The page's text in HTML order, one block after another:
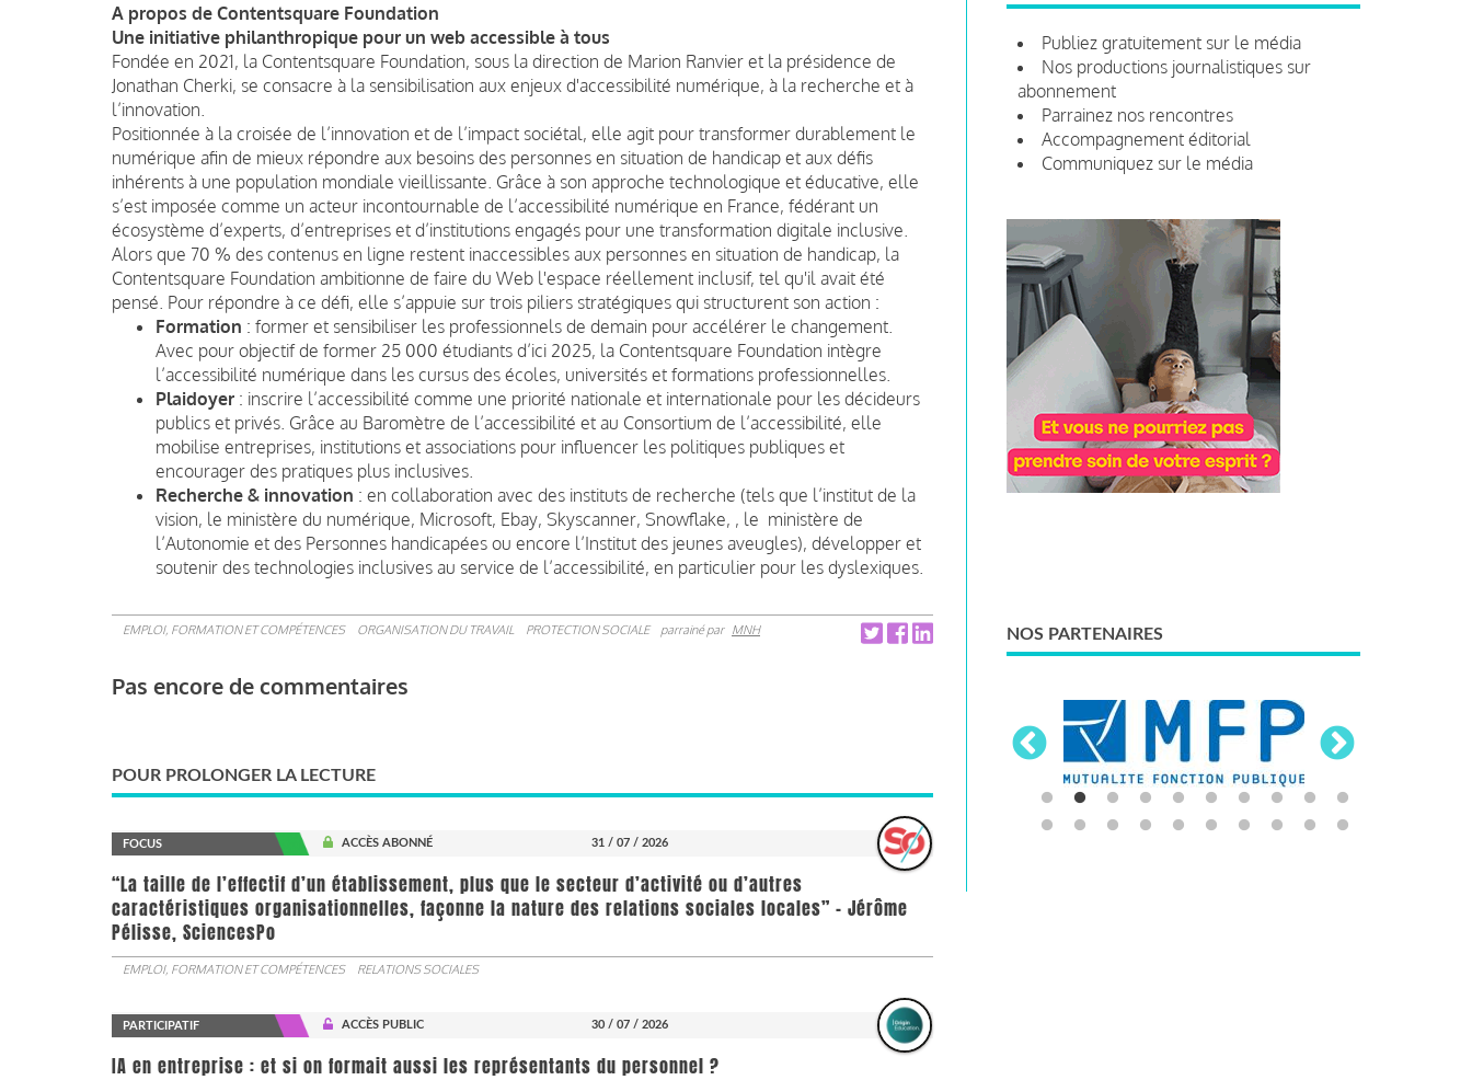
A propos de Contentsquare Foundation
Une initiative philanthropique pour un web accessible à tous
Fondée en 2021, la Contentsquare Foundation, sous la direction de Marion Ranvier et la présidence de
Jonathan Cherki, se consacre à la sensibilisation aux enjeux d'accessibilité numérique, à la recherche et à
l’innovation.
Positionnée à la croisée de l’innovation et de l’impact sociétal, elle agit pour transformer durablement le
numérique afin de mieux répondre aux besoins des personnes en situation de handicap et aux défis
inhérents à une population mondiale vieillissante. Grâce à son approche technologique et éducative, elle
s’est imposée comme un acteur incontournable de l’accessibilité numérique en France, fédérant un
écosystème d’experts, d’entreprises et d’institutions engagés pour une transformation digitale inclusive.
Alors que 70 % des contenus en ligne restent inaccessibles aux personnes en situation de handicap, la
Contentsquare Foundation ambitionne de faire du Web l'espace réellement inclusif, tel qu'il avait été
pensé. Pour répondre à ce défi, elle s’appuie sur trois piliers stratégiques qui structurent son action :
Formation : former et sensibiliser les professionnels de demain pour accélérer le changement.
Avec pour objectif de former 25 000 étudiants d’ici 2025, la Contentsquare Foundation intègre
l’accessibilité numérique dans les cursus des écoles, universités et formations professionnelles.
Plaidoyer : inscrire l’accessibilité comme une priorité nationale et internationale pour les décideurs
publics et privés. Grâce au Baromètre de l’accessibilité et au Consortium de l’accessibilité, elle
mobilise entreprises, institutions et associations pour influencer les politiques publiques et
encourager des pratiques plus inclusives.
Recherche & innovation : en collaboration avec des instituts de recherche (tels que l’institut de la
vision, le ministère du numérique, Microsoft, Ebay, Skyscanner, Snowflake, , le ministère de
l’Autonomie et des Personnes handicapées ou encore l’Institut des jeunes aveugles), développer et
soutenir des technologies inclusives au service de l’accessibilité, en particulier pour les dyslexiques.
EMPLOI, FORMATION ET COMPÉTENCES ORGANISATION DU TRAVAIL PROTECTION SOCIALE parrainé par MNH
Pas encore de commentaires
POUR PROLONGER LA LECTURE
FOCUS ACCÈS ABONNÉ 31 / 07 / 2026
“La taille de l’effectif d’un établissement, plus que le secteur d’activité ou d’autres
caractéristiques organisationnelles, façonne la nature des relations sociales locales” - Jérôme
Pélisse, SciencesPo
EMPLOI, FORMATION ET COMPÉTENCES RELATIONS SOCIALES
PARTICIPATIF ACCÈS PUBLIC 30 / 07 / 2026
IA en entreprise : et si on formait aussi les représentants du personnel ?
Publiez gratuitement sur le média
Nos productions journalistiques sur
abonnement
Parrainez nos rencontres
Accompagnement éditorial
Communiquez sur le média
NOS PARTENAIRES